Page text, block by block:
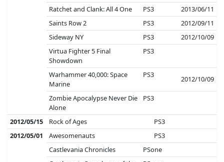
Ratchet and Clank: All 4 One
PS3
2013/06/11
Saints Row 2
PS3
2012/09/11
Sideway NY
PS3
2012/10/09
Virtua Fighter 5 Final
Showdown
PS3
Warhammer 40,000: Space
Marine
PS3 2012/10/09
Zombie Apocalypse Never Die
Alone
PS3
2012/05/15 Rock of Ages
PS3
2012/05/01
Awesomenauts
PS3
Castlevania Chronicles
PSone